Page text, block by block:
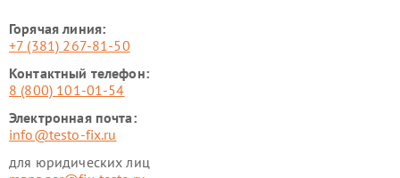
Горячая линия:
+7 (381) 267-81-50
Контактный телефон:
8 (800) 101-01-54
Электронная почта:
info@testo-fix.ru
для юридических лиц